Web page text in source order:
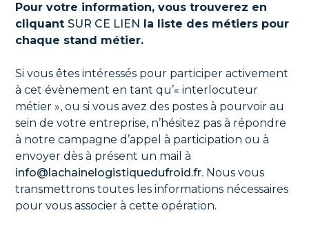
Pour votre information, vous trouverez en
cliquantSUR CE LIEN
la liste des métiers pour
chaque stand métier.
Si vous êtes intéressés pour participer activement
à cet évènement en tant qu’« interlocuteur
métier », ou si vous avez des postes à pourvoir au
sein de votre entreprise, n’hésitez pas à répondre
à notre campagne d’appel à participation ou à
envoyer dès à présent un mail à
info@lachainelogistiquedufroid.fr. Nous vous
transmettrons toutes les informations nécessaires
pour vous associer à cette opération.